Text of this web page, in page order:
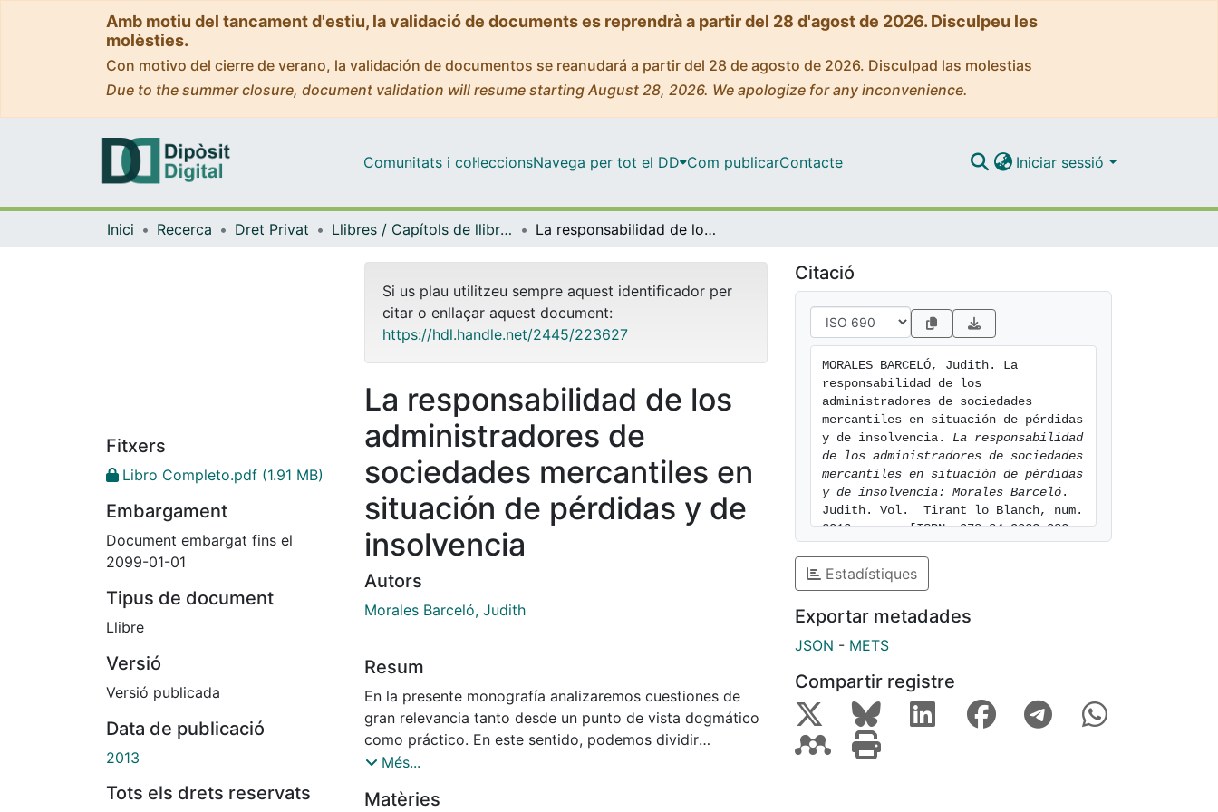
Amb motiu del tancament d'estiu, la validació de documents es reprendrà a partir del 28 d'agost de 2026. Disculpeu les
molèsties.
Con motivo del cierre de verano, la validación de documentos se reanudará a partir del 28 de agosto de 2026. Disculpad las molestias
Due to the summer closure, document validation will resume starting August 28, 2026. We apologize for any inconvenience.
Comunitats i col·leccionsNavega per tot el DD Com publicarContacte Iniciar sessió
Inici Recerca Dret Privat Llibres / Capítols de llibre (Dret Privat) La responsabilidad de los administradores de sociedades mercantiles en situación de pérdidas y de insolvencia
Fitxers
Libro Completo.pdf (1.91 MB)
Embargament
Document embargat fins el
2099-01-01
Tipus de document
Llibre
Versió
Versió publicada
Data de publicació
2013
Tots els drets reservats
Si us plau utilitzeu sempre aquest identificador per
citar o enllaçar aquest document:
https://hdl.handle.net/2445/223627
La responsabilidad de los
administradores de
sociedades mercantiles en
situación de pérdidas y de
insolvencia
Autors
Morales Barceló, Judith
Resum
En la presente monografía analizaremos cuestiones de
gran relevancia tanto desde un punto de vista dogmático
como práctico. En este sentido, podemos dividir
claramente este estudio en dos partes: una primera parte
responsabilidad concursal, deteniéndonos de forma
Més...
Matèries
Citació
MORALES BARCELÓ, Judith. La
responsabilidad de los
administradores de sociedades
mercantiles en situación de pérdidas
y de insolvencia. La responsabilidad
de los administradores de sociedades
mercantiles en situación de pérdidas
y de insolvencia: Morales Barceló .
Judith. Vol.  Tirant lo Blanch, num.
2013, pags. [ISBN  978-84-9033-082-
[consulted: 6 of August of 2026].
Available at:
Estadístiques
Exportar metadades
JSON - METS
Compartir registre